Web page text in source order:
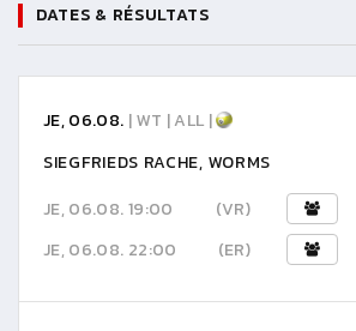
DATES & RÉSULTATS
JE, 06.08. | WT | ALL |
SIEGFRIEDS RACHE, WORMS
JE, 06.08. 19:00
(VR)
JE, 06.08. 22:00
(ER)